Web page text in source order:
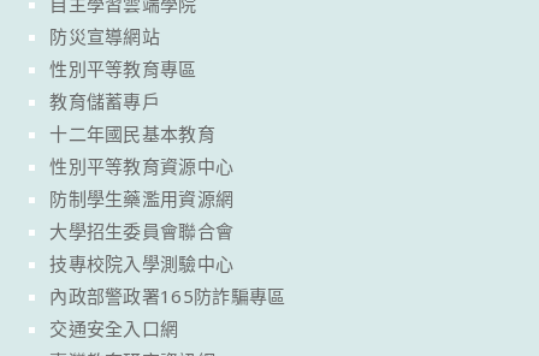
防災宣導網站
性別平等教育專區
教育儲蓄專戶
十二年國民基本教育
性別平等教育資源中心
防制學生藥濫用資源網
大學招生委員會聯合會
技專校院入學測驗中心
內政部警政署165防詐騙專區
交通安全入口網